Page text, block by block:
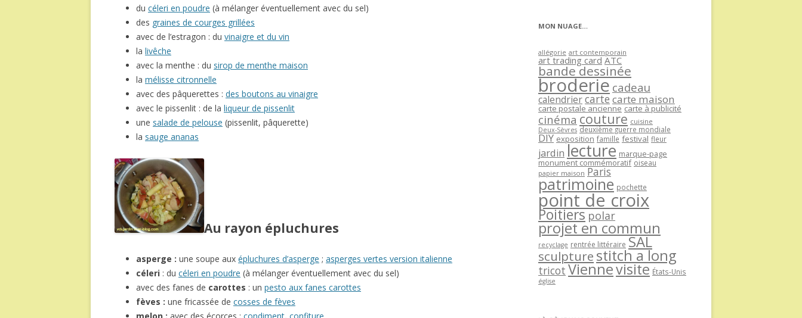
du céleri en poudre (à mélanger éventuellement avec du sel)
des graines de courges grillées
avec de l’estragon : du vinaigre et du vin
la livêche
avec la menthe : du sirop de menthe maison
la mélisse citronnelle
avec des pâquerettes : des boutons au vinaigre
avec le pissenlit : de la liqueur de pissenlit
une salade de pelouse (pissenlit, pâquerette)
la sauge ananas
Au rayon épluchures
asperge : une soupe aux épluchures d’asperge ; asperges vertes version italienne
céleri : du céleri en poudre (à mélanger éventuellement avec du sel)
avec des fanes de carottes : un pesto aux fanes carottes
fèves : une fricassée de cosses de fèves
MON NUAGE…
allégorie art contemporain
art trading card ATC
bande dessinée
broderie cadeau
calendriercartecarte maison
carte postale ancienne carte à publicité
cinéma couture cuisine
Deux-Sèvres deuxième guerre mondiale
DIY exposition famille festival fleur
jardin lecture marque-page
monument commémoratif oiseau
papier maison Paris
patrimoine pochette
point de croix
Poitiers polar
projet en commun
recyclage rentrée littéraire SAL
sculpture stitch a long
tricot Viennevisite États-Unis
église